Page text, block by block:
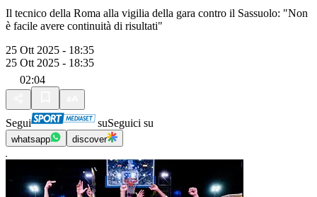
Il tecnico della Roma alla vigilia della gara contro il Sassuolo: "Non
è facile avere continuità di risultati"
25 Ott 2025 - 18:35
25 Ott 2025 - 18:35
02:04
Segui suSeguici su
whatsapp discover